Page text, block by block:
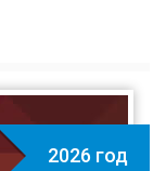
2026 год